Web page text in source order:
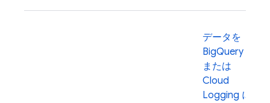
データを
BigQuery
または
Cloud
Logging に